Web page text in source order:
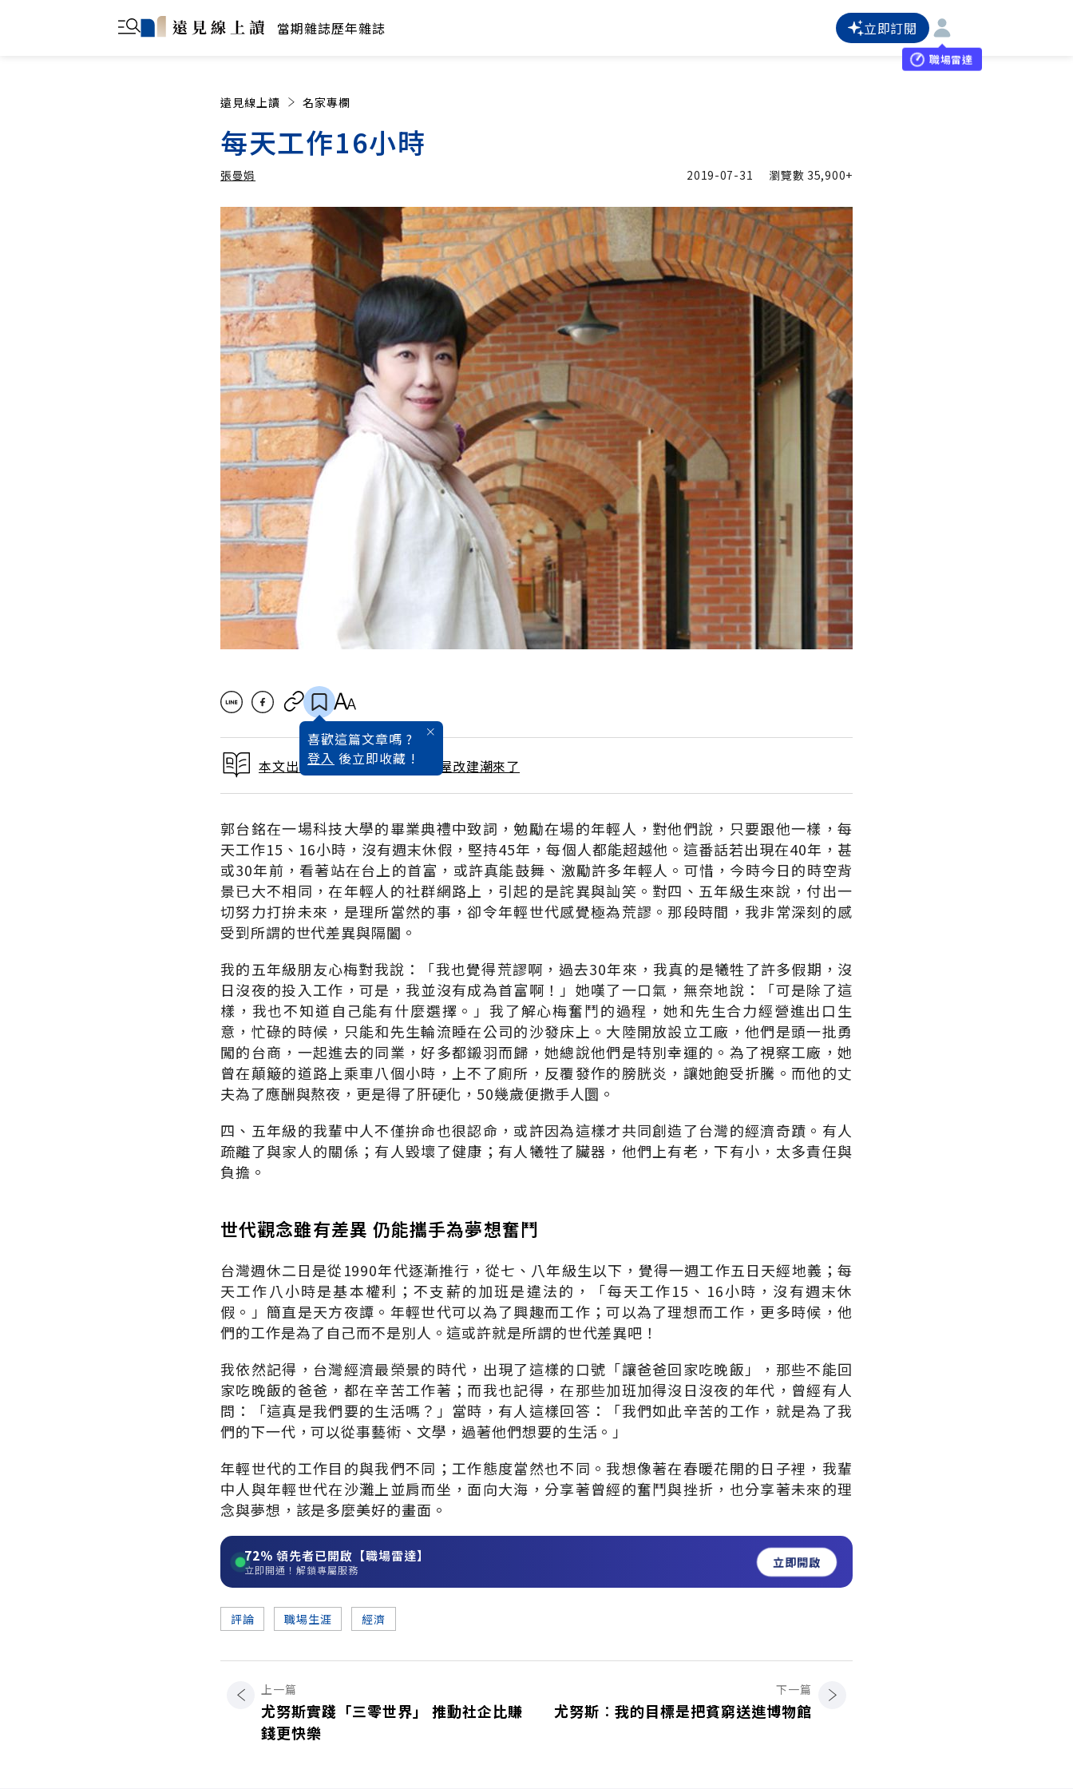
當期雜誌歷年雜誌 立即訂閱
職場雷達
遠見線上讀 名家專欄
每天工作16小時
張曼娟
張曼娟 加入追蹤
2019-07-31 瀏覽數 35,900+
喜歡這篇文章嗎 ?
登入 後立即收藏 !
本文出自 2019 / 8月號雜誌 老屋改建潮來了
郭台銘在一場科技大學的畢業典禮中致詞，勉勵在場的年輕人，對他們說，只要跟他一樣，每
天工作15、16小時，沒有週末休假，堅持45年，每個人都能超越他。這番話若出現在40年，甚
或30年前，看著站在台上的首富，或許真能鼓舞、激勵許多年輕人。可惜，今時今日的時空背
景已大不相同，在年輕人的社群網路上，引起的是詫異與訕笑。對四、五年級生來說，付出一
切努力打拚未來，是理所當然的事，卻令年輕世代感覺極為荒謬。那段時間，我非常深刻的感
受到所謂的世代差異與隔闔。
我的五年級朋友心梅對我說：「我也覺得荒謬啊，過去30年來，我真的是犧牲了許多假期，沒
日沒夜的投入工作，可是，我並沒有成為首富啊！」她嘆了一口氣，無奈地說：「可是除了這
樣，我也不知道自己能有什麼選擇。」我了解心梅奮鬥的過程，她和先生合力經營進出口生
意，忙碌的時候，只能和先生輪流睡在公司的沙發床上。大陸開放設立工廠，他們是頭一批勇
闖的台商，一起進去的同業，好多都鎩羽而歸，她總說他們是特別幸運的。為了視察工廠，她
曾在顛簸的道路上乘車八個小時，上不了廁所，反覆發作的膀胱炎，讓她飽受折騰。而他的丈
夫為了應酬與熬夜，更是得了肝硬化，50幾歲便撒手人圜。
四、五年級的我輩中人不僅拚命也很認命，或許因為這樣才共同創造了台灣的經濟奇蹟。有人
疏離了與家人的關係；有人毀壞了健康；有人犧牲了臟器，他們上有老，下有小，太多責任與
負擔。
世代觀念雖有差異 仍能攜手為夢想奮鬥
台灣週休二日是從1990年代逐漸推行，從七、八年級生以下，覺得一週工作五日天經地義；每
天工作八小時是基本權利；不支薪的加班是違法的，「每天工作15、16小時，沒有週末休
假。」簡直是天方夜譚。年輕世代可以為了興趣而工作；可以為了理想而工作，更多時候，他
們的工作是為了自己而不是別人。這或許就是所謂的世代差異吧！
我依然記得，台灣經濟最榮景的時代，出現了這樣的口號「讓爸爸回家吃晚飯」，那些不能回
家吃晚飯的爸爸，都在辛苦工作著；而我也記得，在那些加班加得沒日沒夜的年代，曾經有人
問：「這真是我們要的生活嗎？」當時，有人這樣回答：「我們如此辛苦的工作，就是為了我
們的下一代，可以從事藝術、文學，過著他們想要的生活。」
年輕世代的工作目的與我們不同；工作態度當然也不同。我想像著在春暖花開的日子裡，我輩
中人與年輕世代在沙灘上並肩而坐，面向大海，分享著曾經的奮鬥與挫折，也分享著未來的理
念與夢想，該是多麼美好的畫面。
72% 領先者已開啟【職場雷達】
立即開通！解鎖專屬服務 立即開啟
評論 職場生涯 經濟
上一篇
尤努斯實踐「三零世界」 推動社企比賺
錢更快樂
下一篇
尤努斯︰我的目標是把貧窮送進博物館